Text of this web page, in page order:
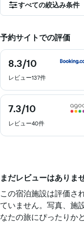
すべての絞込み条件
予約サイトでの評価
8.3/10
8.3
10
レビュー137件
7.3/10
7.3
10
レビュー40件
まだレビューはありま
この宿泊施設は評価さ
ていません。写真、施
なたの旅にぴったりか